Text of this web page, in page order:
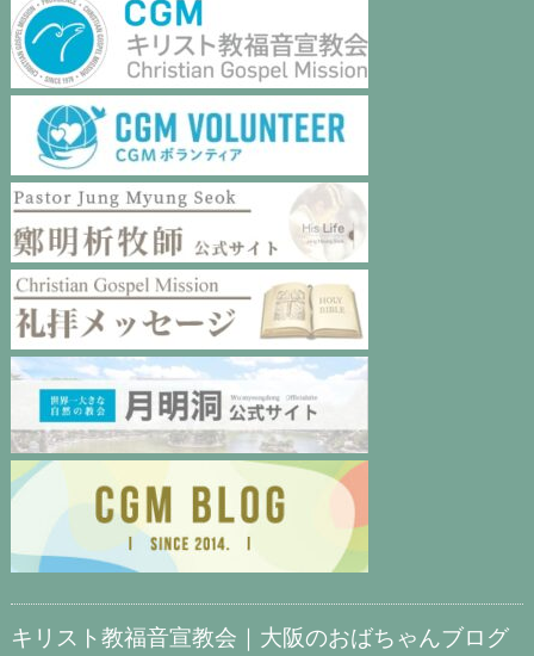
キリスト教福音宣教会｜大阪のおばちゃんブログ